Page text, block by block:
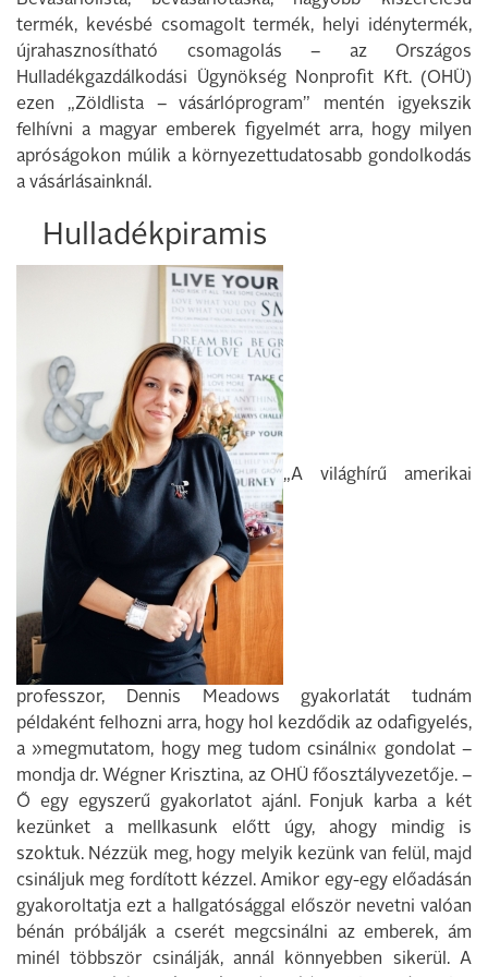
termék, kevésbé csomagolt termék, helyi idénytermék,
újrahasznosítható csomagolás – az Országos
Hulladékgazdálkodási Ügynökség Nonprofit Kft. (OHÜ)
ezen „Zöldlista – vásárlóprogram” mentén igyekszik
felhívni a magyar emberek figyelmét arra, hogy milyen
apróságokon múlik a környezettudatosabb gondolkodás
a vásárlásainknál.
Hulladékpiramis
„A világhírű amerikai
professzor, Dennis Meadows gyakorlatát tudnám
példaként felhozni arra, hogy hol kezdődik az odafigyelés,
a »megmutatom, hogy meg tudom csinálni« gondolat –
mondja dr. Wégner Krisztina, az OHÜ főosztályvezetője. –
Ő egy egyszerű gyakorlatot ajánl. Fonjuk karba a két
kezünket a mellkasunk előtt úgy, ahogy mindig is
szoktuk. Nézzük meg, hogy melyik kezünk van felül, majd
csináljuk meg fordított kézzel. Amikor egy-egy előadásán
gyakoroltatja ezt a hallgatósággal először nevetni valóan
bénán próbálják a cserét megcsinálni az emberek, ám
minél többször csinálják, annál könnyebben sikerül. A